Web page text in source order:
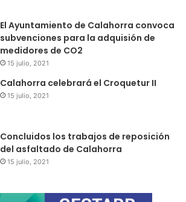
El Ayuntamiento de Calahorra convoca
subvenciones para la adquisión de
medidores de CO2
15 julio, 2021
Calahorra celebrará el Croquetur II
15 julio, 2021
Concluidos los trabajos de reposición
del asfaltado de Calahorra
15 julio, 2021